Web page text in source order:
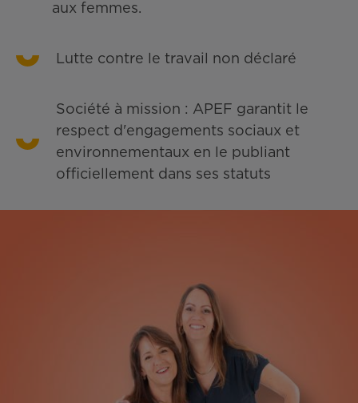
aux femmes.
Lutte contre le travail non déclaré
Société à mission : APEF garantit le
respect d'engagements sociaux et
environnementaux en le publiant
officiellement dans ses statuts